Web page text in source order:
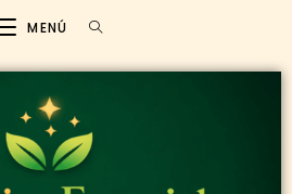
MENÚ